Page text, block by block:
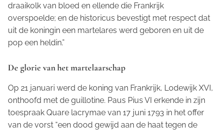
draaikolk van bloed en ellende die Frankrijk
overspoelde; en de historicus bevestigt met respect dat
uit de koningin een martelares werd geboren en uit de
pop een heldin.”
De glorie van het martelaarschap
Op 21 januari werd de koning van Frankrijk, Lodewijk XVI,
onthoofd met de guillotine. Paus Pius VI erkende in zijn
toespraak Quare lacrymae van 17 juni 1793 in het offer
van de vorst “een dood gewijd aan de haat tegen de